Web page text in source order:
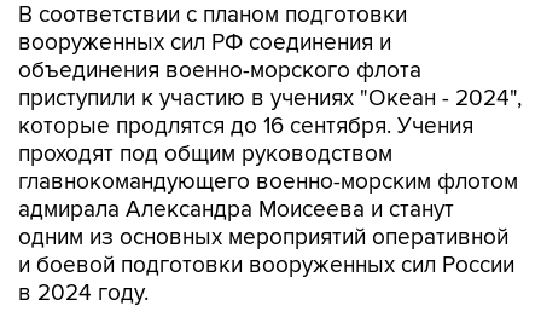
В соответствии с планом подготовки
вооруженных сил РФ соединения и
объединения военно-морского флота
приступили к участию в учениях "Океан - 2024",
которые продлятся до 16 сентября. Учения
проходят под общим руководством
главнокомандующего военно-морским флотом
адмирала Александра Моисеева и станут
одним из основных мероприятий оперативной
и боевой подготовки вооруженных сил России
в 2024 году.